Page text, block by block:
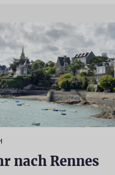
nach Rennes